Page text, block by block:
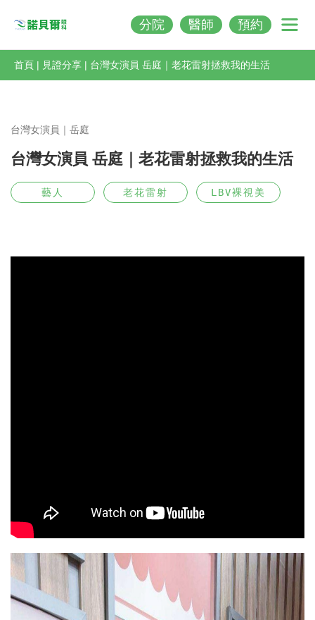
分院 醫師 預約
首頁 | 見證分享 | 台灣女演員 岳庭｜老花雷射拯救我的生活
台灣女演員｜岳庭
台灣女演員 岳庭｜老花雷射拯救我的生活
藝人 老花雷射 LBV裸視美